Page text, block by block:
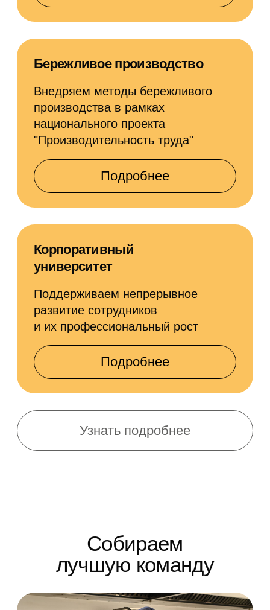
Дмитрий Глушко
Григорий Мосин
Главный шеф-повар Отраслевого
федеральных торговых марок
1/3
Ректор Мордовского государственного
«Питание школьников должно быть качественным
и безопасным, поэтому сегодня нам важно
контролировать происхождение каждого продукта, который
процесс с момента закупки продукта, ведение его по всей
цепочке. Здесь мы видим высокотехнологичный процесс,
который позволяет контролировать все производство,
движение каждого человека. Это впечатляет. Такая
практика должна масштабироваться»
Делимся знаниями и
новостями
Подпишитесь на нас в социальных сетях,
чтобы первыми узнавать о вакансиях,